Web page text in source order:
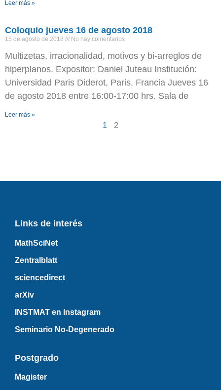
Leer más »
Coloquio jueves 16 de agosto 2018
15 de agosto de 2018 No hay comentarios
Multizetas, irracionalidad, motivos y bi-arreglos de
hiperplanos. Expositor: Daniel Juteau Institución:
Universidad Paris Diderot, Paris, Francia Jueves 16
de agosto 2018 entre 16:00-17:00 hrs. Sala de
Leer más »
1 2
Links de interés
MathSciNet
Zentralblatt
sciencedirect
arXiv
INSTMAT en Instagram
Seminario No-Degenerado
Postgrado
Magister